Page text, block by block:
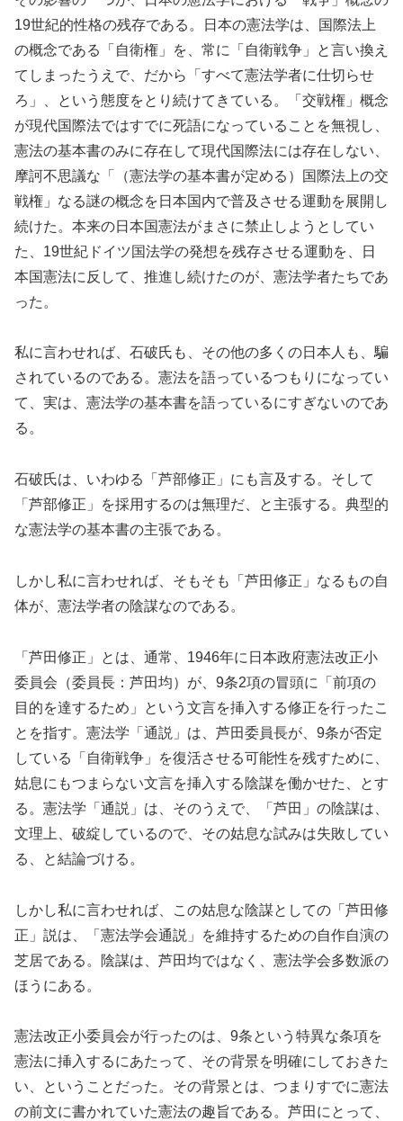
19世紀的性格の残存である。日本の憲法学は、国際法上
の概念である「自衛権」を、常に「自衛戦争」と言い換え
てしまったうえで、だから「すべて憲法学者に仕切らせ
ろ」、という態度をとり続けてきている。「交戦権」概念
が現代国際法ではすでに死語になっていることを無視し、
憲法の基本書のみに存在して現代国際法には存在しない、
摩訶不思議な「（憲法学の基本書が定める）国際法上の交
戦権」なる謎の概念を日本国内で普及させる運動を展開し
続けた。本来の日本国憲法がまさに禁止しようとしてい
た、19世紀ドイツ国法学の発想を残存させる運動を、日
本国憲法に反して、推進し続けたのが、憲法学者たちであ
った。
私に言わせれば、石破氏も、その他の多くの日本人も、騙
されているのである。憲法を語っているつもりになってい
て、実は、憲法学の基本書を語っているにすぎないのであ
る。
石破氏は、いわゆる「芦部修正」にも言及する。そして
「芦部修正」を採用するのは無理だ、と主張する。典型的
な憲法学の基本書の主張である。
しかし私に言わせれば、そもそも「芦田修正」なるもの自
体が、憲法学者の陰謀なのである。
「芦田修正」とは、通常、1946年に日本政府憲法改正小
委員会（委員長：芦田均）が、9条2項の冒頭に「前項の
目的を達するため」という文言を挿入する修正を行ったこ
とを指す。憲法学「通説」は、芦田委員長が、9条が否定
している「自衛戦争」を復活させる可能性を残すために、
姑息にもつまらない文言を挿入する陰謀を働かせた、とす
る。憲法学「通説」は、そのうえで、「芦田」の陰謀は、
文理上、破綻しているので、その姑息な試みは失敗してい
る、と結論づける。
しかし私に言わせれば、この姑息な陰謀としての「芦田修
正」説は、「憲法学会通説」を維持するための自作自演の
芝居である。陰謀は、芦田均ではなく、憲法学会多数派の
ほうにある。
憲法改正小委員会が行ったのは、9条という特異な条項を
憲法に挿入するにあたって、その背景を明確にしておきた
い、ということだった。その背景とは、つまりすでに憲法
の前文に書かれていた憲法の趣旨である。芦田にとって、